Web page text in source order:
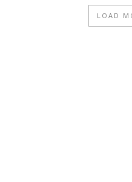
LOAD